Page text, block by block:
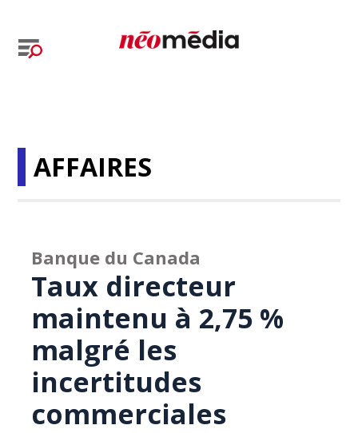
AFFAIRES
Banque du Canada
Taux directeur
maintenu à 2,75 %
malgré les
incertitudes
commerciales